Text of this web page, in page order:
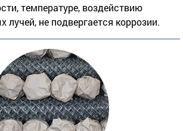
температуре, воздействию
не подвергается коррозии.